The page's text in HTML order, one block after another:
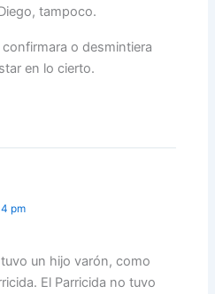
tampoco.
o desmintiera
en lo cierto.
pm
un hijo varón, como
El Parricida no tuvo